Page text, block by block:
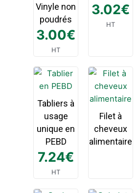
Vinyle non
poudrés
3.00€
HT
3.02€
HT
Tabliers à
usage
unique en
PEBD
7.24€
HT
Filet à
cheveux
alimentaire